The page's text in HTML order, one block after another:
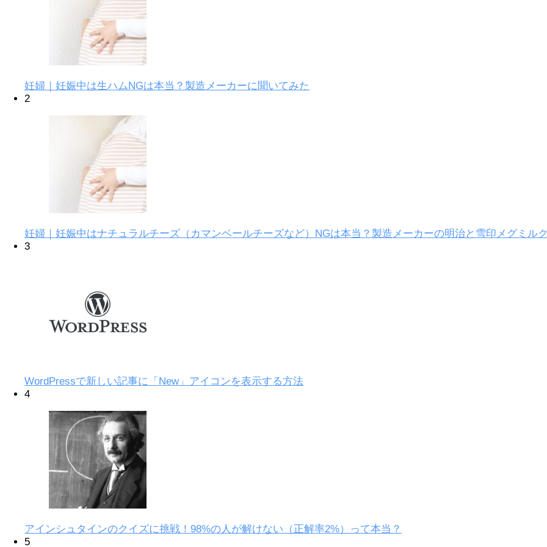
妊婦｜妊娠中は生ハムNGは本当？製造メーカーに聞いてみた
2
妊婦｜妊娠中はナチュラルチーズ（カマンベールチーズなど）NGは本当？製造メーカーの明治と雪印メグミル
3
WordPressで新しい記事に「New」アイコンを表示する方法
4
アインシュタインのクイズに挑戦！98%の人が解けない（正解率2%）って本当？
5